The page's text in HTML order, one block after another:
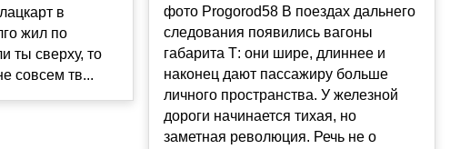
в
жил по
ты сверху, то
совсем тв...
фото Progorod58 В поездах дальнего
следования появились вагоны
габарита Т: они шире, длиннее и
наконец дают пассажиру больше
личного пространства. У железной
дороги начинается тихая, но
заметная революция. Речь не о